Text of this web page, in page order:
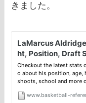
きました。